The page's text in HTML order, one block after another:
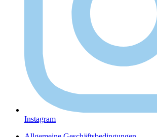
Instagram